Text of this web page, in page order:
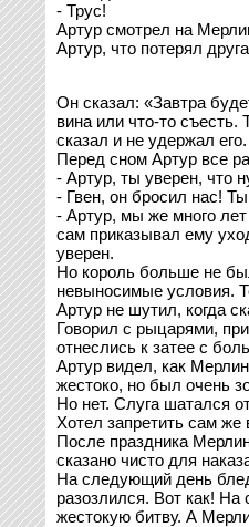
- Трус!
Артур смотрел на
Артур, что потерял
Он сказал: «Завтра
вина или что-то съесть.
сказал и не удержал его.
Перед сном Артур все
- Артур, ты уверен, что
- Гвен, он бросил нас!
- Артур, мы же много лет
сам приказывал ему
уверен.
Но король больше не
невыносимые условия.
Артур не шутил, когда
Говорил с рыцарями,
отнеслись к затее с
Артур видел, как
жестоко, но был очень
Но нет. Слуга шатался
Хотел запретить сам же
После праздника
сказано чисто для
На следующий день
разозлился. Вот как!
жестокую битву. А